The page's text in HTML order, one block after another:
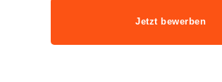
Jetzt bewerben